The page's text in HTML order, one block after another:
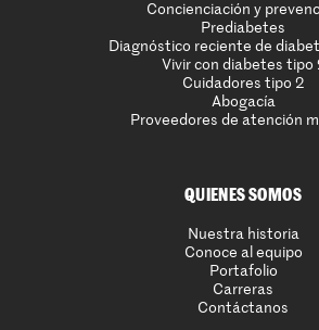
Concienciación y
Prediabetes
Diagnóstico reciente de
Vivir con diabetes tipo
Cuidadores tipo 2
Abogacía
Proveedores de atención
QUIENES SOMOS
Nuestra historia
Conoce al equipo
Portafolio
Carreras
Contáctanos